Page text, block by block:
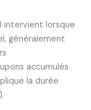
intervient lorsque
généralement
accumulés
la durée